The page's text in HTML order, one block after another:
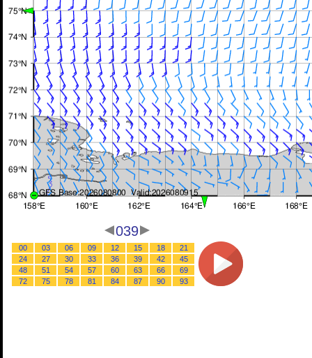
039
00 03 06 09 12 15 18
21
24
27 30 33 36 39 42
45
48
51 54 57 60 63 66
69
72
75 78 81 84 87 90 93